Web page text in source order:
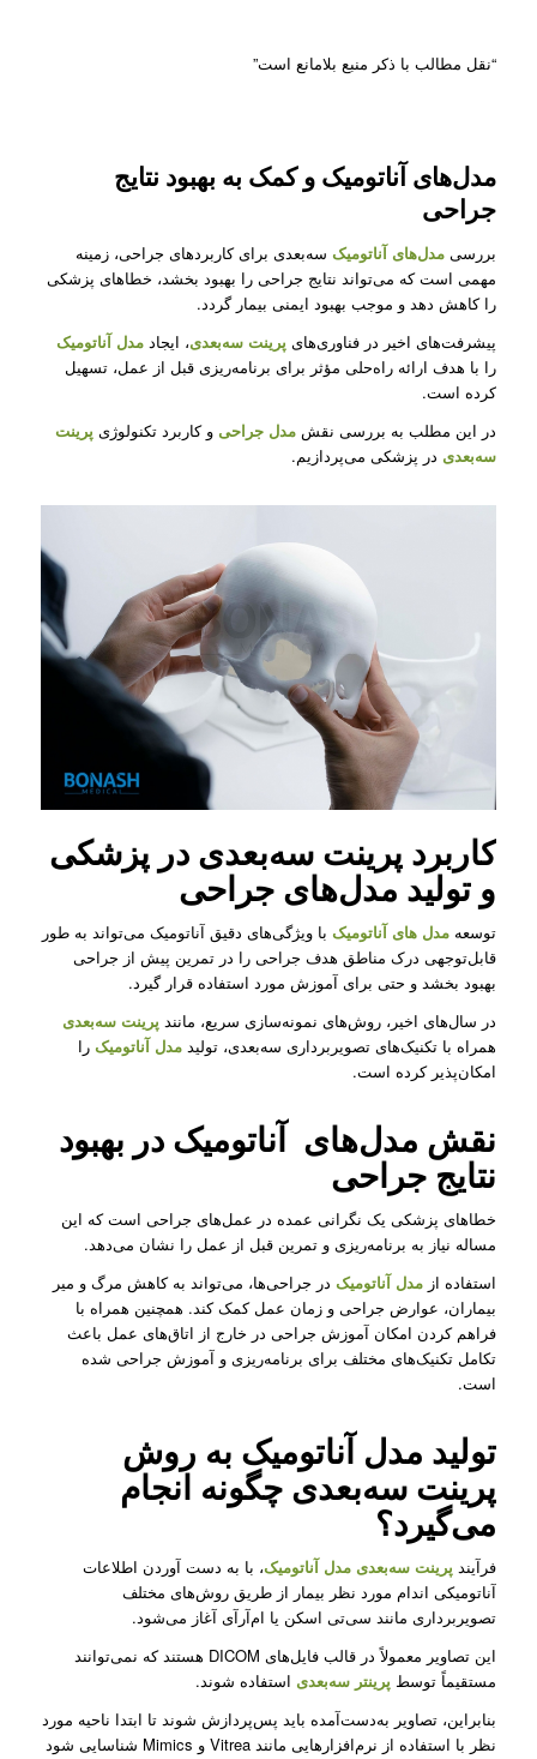
“نقل مطالب با ذکر منبع بلامانع است”
مدل‌های آناتومیک و کمک به بهبود نتایج
جراحی
بررسی مدل‌های آناتومیکسه‌بعدی برای کاربردهای جراحی، زمینه
مهمی است که می‌تواند نتایج جراحی را بهبود بخشد، خطاهای پزشکی
را کاهش دهد و موجب بهبود ایمنی بیمار گردد.
پیشرفت‌های اخیر در فناوری‌های پرینت سه‌بعدی، ایجاد مدل آناتومیک
را با هدف ارائه راه‌حلی مؤثر برای برنامه‌ریزی قبل از عمل، تسهیل
کرده است.
در این مطلب به بررسی نقش مدل‌ جراحیو کاربرد تکنولوژی پرینت
سه‌بعدی در پزشکی می‌پردازیم.
کاربرد پرینت سه‌بعدی در پزشکی
و تولید مدل‌های جراحی
توسعه مدل های آناتومیک با ویژگی‌های دقیق آناتومیک می‌تواند به طور
قابل‌توجهی درک مناطق هدف جراحی را در تمرین پیش از جراحی
بهبود بخشد و حتی برای آموزش مورد استفاده قرار گیرد.
در سال‌های اخیر، روش‌های نمونه‌سازی سریع، مانند پرینت سه‌بعدی
همراه با تکنیک‌های تصویربرداری سه‌بعدی، تولید مدل آناتومیک را
امکان‌پذیر کرده است.
نقش مدل‌‌های آناتومیک در بهبود
نتایج جراحی
خطاهای پزشکی یک نگرانی عمده در عمل‌های جراحی است که این
مساله نیاز به برنامه‌ریزی و تمرین قبل از عمل را نشان می‌دهد.
استفاده از مدل آناتومیکدر جراحی‌ها، می‌تواند به کاهش مرگ و میر
بیماران، عوارض جراحی و زمان عمل کمک کند. همچنین همراه با
فراهم کردن امکان آموزش جراحی در خارج از اتاق‌های عمل باعث
تکامل تکنیک‌های مختلف برای برنامه‌ریزی و آموزش جراحی شده
است.
تولید مدل آناتومیک به روش
پرینت سه‌بعدی چگونه انجام
می‌گیرد؟
فرآیند پرینت سه‌بعدی مدل آناتومیک‌، با به دست آوردن اطلاعات
آناتومیکی اندام مورد نظر بیمار از طریق روش‌های مختلف
تصویربرداری مانند سی‌تی اسکن یا ام‌آرآی آغاز می‌شود.
این تصاویر معمولاً در قالب فایل‌های DICOM هستند که نمی‌توانند
مستقیماً توسط پرینتر سه‌بعدی استفاده شوند.
بنابراین، تصاویر به‌دست‌آمده باید پس‌پردازش شوند تا ابتدا ناحیه مورد
نظر با استفاده از نرم‌افزارهایی مانند Vitrea و Mimics شناسایی شود